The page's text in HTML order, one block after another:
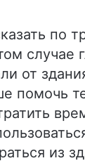
по
случае
от
помочь
из